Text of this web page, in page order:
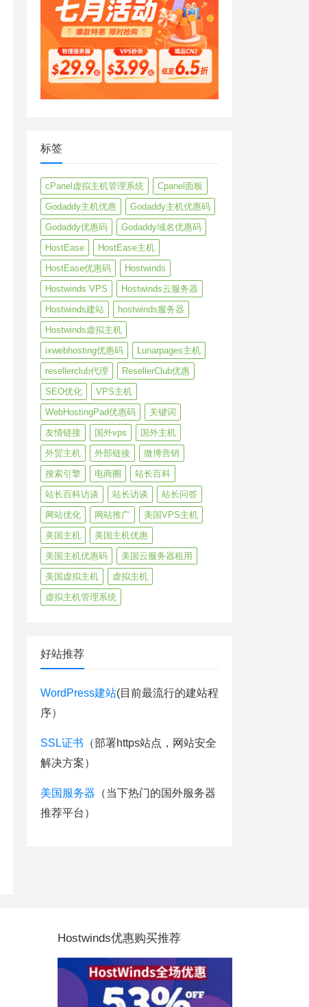
标签
cPanel虚拟主机管理系统
Cpanel面板
Godaddy主机优惠
Godaddy主机优惠码
Godaddy优惠码
Godaddy域名优惠码
HostEase
HostEase主机
HostEase优惠码
Hostwinds
Hostwinds VPS
Hostwinds云服务器
Hostwinds建站
hostwinds服务器
Hostwinds虚拟主机
ixwebhosting优惠码
Lunarpages主机
resellerclub代理
ResellerClub优惠
SEO优化
VPS主机
WebHostingPad优惠码
关键词
友情链接
国外vps
国外主机
外贸主机
外部链接
微博营销
搜索引擎
电商圈
站长百科
站长百科访谈
站长访谈
站长问答
网站优化
网站推广
美国VPS主机
美国主机
美国主机优惠
美国主机优惠码
美国云服务器租用
美国虚拟主机
虚拟主机
虚拟主机管理系统
好站推荐
WordPress建站(目前最流行的建站程
序）
SSL证书 （部署https站点，网站安全
解决方案）
美国服务器 （当下热门的国外服务器
推荐平台）
Hostwinds优惠购买推荐